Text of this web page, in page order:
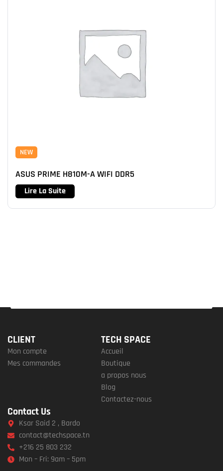
NEW
ASUS PRIME H810M-A WIFI DDR5
Lire La Suite
CLIENT
Mon compte
Mes commandes
TECH SPACE
Accueil
Boutique
a propos nous
Blog
Contactez-nous
Contact Us
Ksar Said 2 , Bardo
contact@techspace.tn
+216 25 803 232
Mon – Fri: 9am – 5pm